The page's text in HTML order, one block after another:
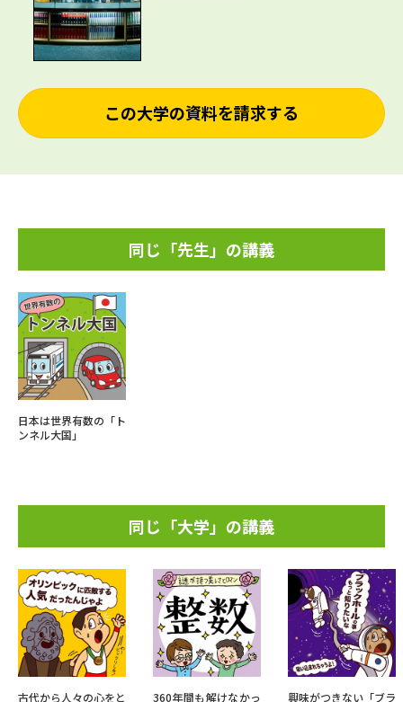
この大学の資料を請求する
同じ「先生」の講義
日本は世界有数の「ト
ンネル大国」
同じ「大学」の講義
古代から人々の心をと
360年間も解けなかっ
興味がつきない「ブラ